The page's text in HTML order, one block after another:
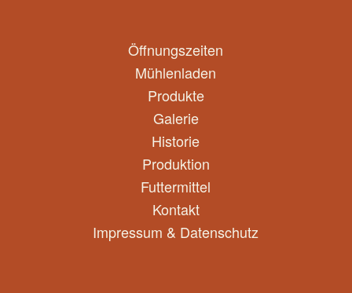
Öffnungszeiten
Mühlenladen
Produkte
Galerie
Historie
Produktion
Futtermittel
Kontakt
Impressum & Datenschutz